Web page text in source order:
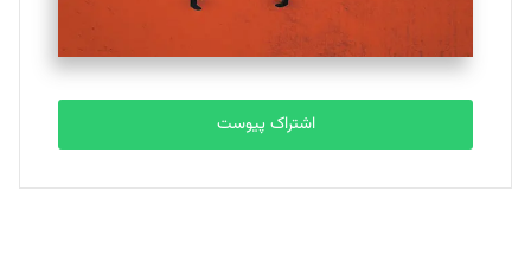
مصطفی مسجدی آرانی
تحریریه
بابک نقاش
تحریریه
اشتراک پیوست